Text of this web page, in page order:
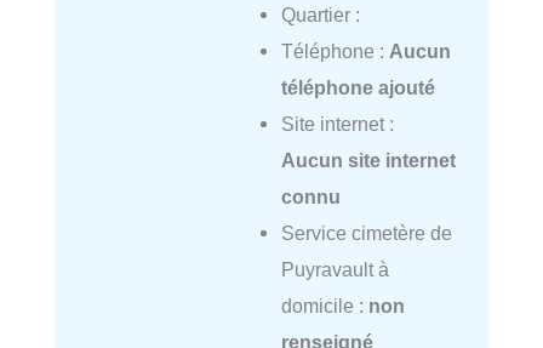
Quartier :
Téléphone : Aucun
téléphone ajouté
Site internet :
Aucun site internet
connu
Service cimetère de
Puyravault à
domicile : non
renseigné